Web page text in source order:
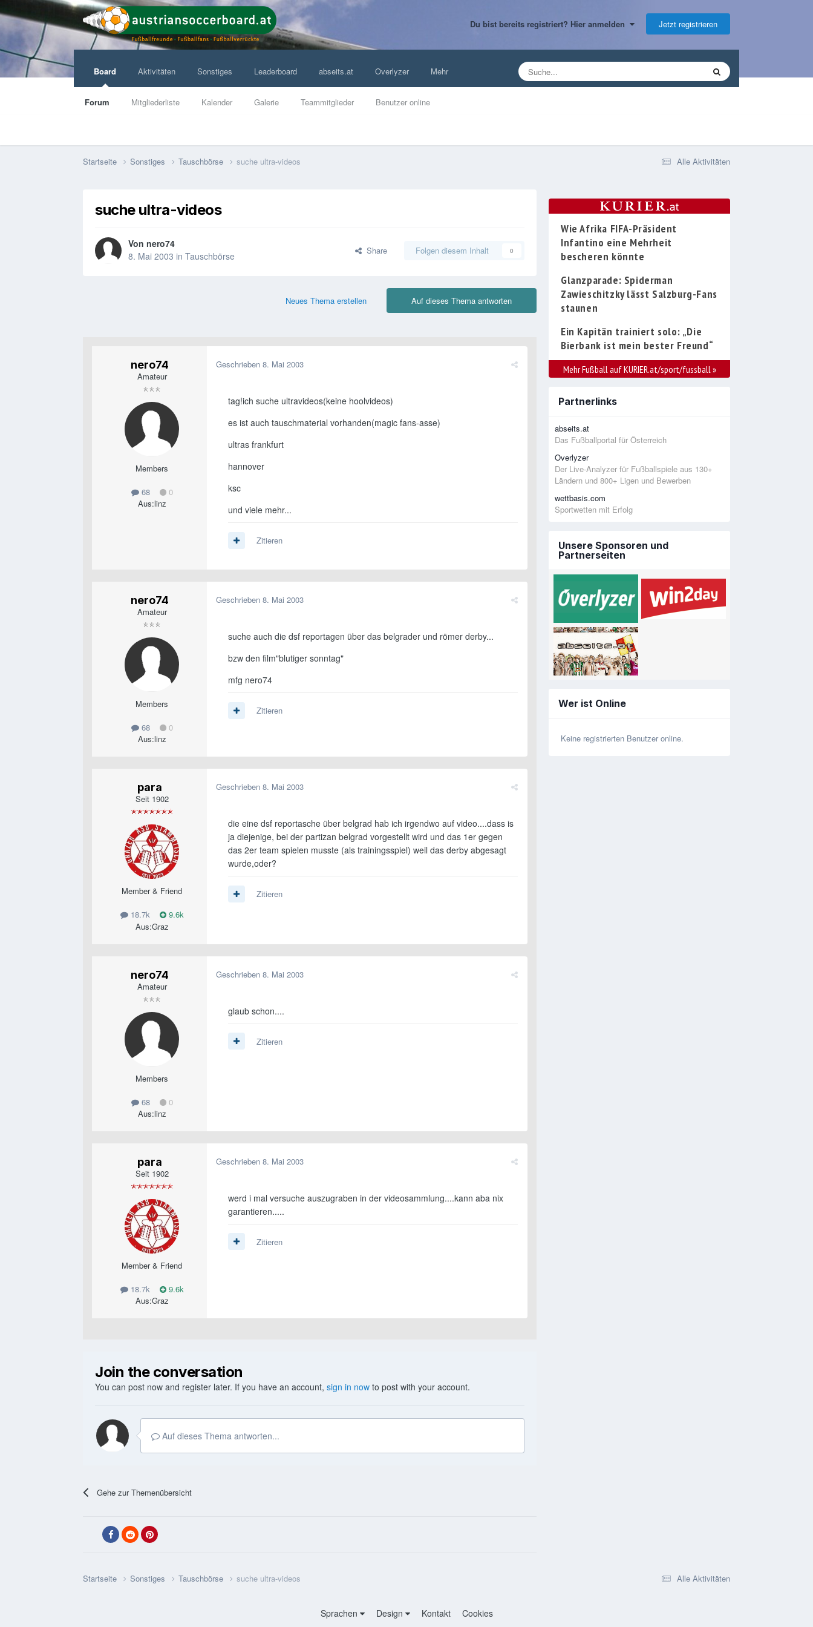
Du bist bereits registriert? Hier anmelden Jetzt registrieren
Board
Forum Mitgliederliste Kalender Galerie Teammitglieder Benutzer online
Aktivitäten Sonstiges Leaderboard abseits.at Overlyzer Mehr
Alle Aktivitäten
Startseite Sonstiges Tauschbörse suche ultra-videos
suche ultra-videos
Von nero74
8. Mai 2003 in Tauschbörse Share Folgen diesem Inhalt 0
Auf dieses Thema antworten
Neues Thema erstellen
nero74
Amateur
Members
68
0
Aus:linz
Geschrieben 8. Mai 2003
tag!ich suche ultravideos(keine hoolvideos)
es ist auch tauschmaterial vorhanden(magic fans-asse)
ultras frankfurt
hannover
ksc
und viele mehr...
Zitieren
nero74
Amateur
Members
68
0
Aus:linz
Geschrieben 8. Mai 2003
suche auch die dsf reportagen über das belgrader und römer derby...
bzw den film"blutiger sonntag"
mfg nero74
Zitieren
para
Seit 1902
Member & Friend
18.7k
9.6k
Aus:Graz
Geschrieben 8. Mai 2003
die eine dsf reportasche über belgrad hab ich irgendwo auf video....dass is
ja diejenige, bei der partizan belgrad vorgestellt wird und das 1er gegen
das 2er team spielen musste (als trainingsspiel) weil das derby abgesagt
wurde,oder?
Zitieren
nero74
Amateur
Members
68
0
Aus:linz
Geschrieben 8. Mai 2003
glaub schon....
Zitieren
para
Seit 1902
Member & Friend
18.7k
9.6k
Aus:Graz
Geschrieben 8. Mai 2003
werd i mal versuche auszugraben in der videosammlung....kann aba nix
garantieren.....
Zitieren
Join the conversation
You can post now and register later. If you have an account, sign in now to post with your account.
Auf dieses Thema antworten...
Gehe zur Themenübersicht
Wie Afrika FIFA-Präsident
Infantino eine Mehrheit
bescheren könnte
Glanzparade: Spiderman
Zawieschitzky lässt Salzburg-Fans
staunen
Ein Kapitän trainiert solo: „Die
Bierbank ist mein bester Freund“
Mehr Fußball auf KURIER.at/sport/fussball »
Partnerlinks
abseits.at
Das Fußballportal für Österreich
Overlyzer
Der Live-Analyzer für Fußballspiele aus 130+
Ländern und 800+ Ligen und Bewerben
wettbasis.com
Sportwetten mit Erfolg
Unsere Sponsoren und
Partnerseiten
Wer ist Online
Keine registrierten Benutzer online.
Alle Aktivitäten
Startseite Sonstiges Tauschbörse suche ultra-videos
Sprachen Design Kontakt Cookies